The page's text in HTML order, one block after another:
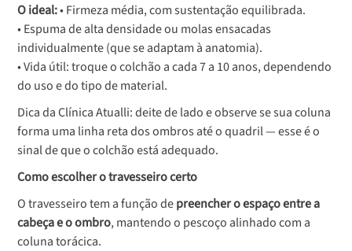
O ideal:• Firmeza média, com sustentação equilibrada.
• Espuma de alta densidade ou molas ensacadas
individualmente (que se adaptam à anatomia).
• Vida útil: troque o colchão a cada 7 a 10 anos, dependendo
do uso e do tipo de material.
Dica da Clínica Atualli: deite de lado e observe se sua coluna
forma uma linha reta dos ombros até o quadril — esse é o
sinal de que o colchão está adequado.
Como escolher o travesseiro certo
O travesseiro tem a função depreencher o espaço entre a
cabeça e o ombro, mantendo o pescoço alinhado com a
coluna torácica.